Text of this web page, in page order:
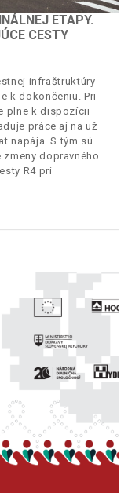
ETAPY.
CESTY
infraštruktúry
k dokončeniu. Pri
plne k dispozícii
práce aj na už
napája. S tým sú
dopravného
R4 pri